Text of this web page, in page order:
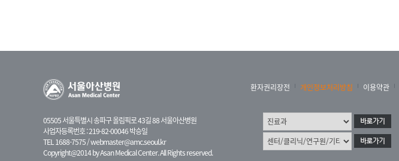
05505 서울특별시 송파구 올림픽로 43길 88 서울아산병원
사업자등록번호 : 219-82-00046 박승일
TEL 1688-7575 /webmaster@amc.seoul.kr
Copyright@2014 by Asan Medical Center. All Rights reserved.
환자권리장전 개인정보처리방침 이용약관